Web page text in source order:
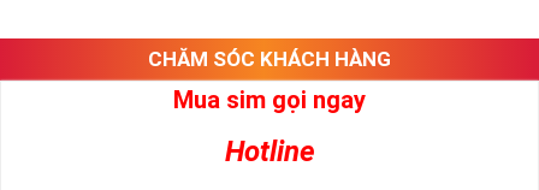
như sự sắp xếp của các con số trong sim.
Ý nghĩa sim tứ quý 2
CHĂM SÓC KHÁCH HÀNG
Mua sim gọi ngay
Hotline